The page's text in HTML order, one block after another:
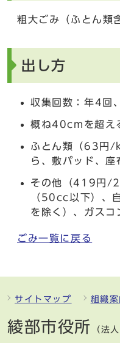
粗大ごみ（ふとん類
出し方
収集回数：年4回
概ね40cmを超え
ふとん類（63円/
ら、敷パッド、座
その他（419円/
（50cc以下）、
を除く）、ガスコ
ごみ一覧に戻る
サイトマップ 組織案
綾部市役所 （法